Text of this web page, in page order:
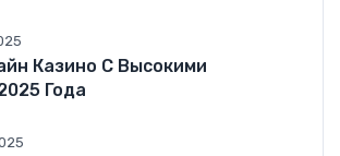
Казино С Высокими
Года